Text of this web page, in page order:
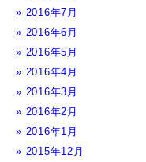
2016年7月
2016年6月
2016年5月
2016年4月
2016年3月
2016年2月
2016年1月
2015年12月